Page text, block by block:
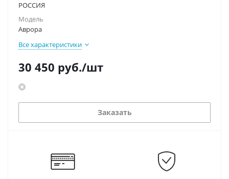
РОССИЯ
Модель
Аврора
Все характеристики
30 450 руб./шт
Заказать